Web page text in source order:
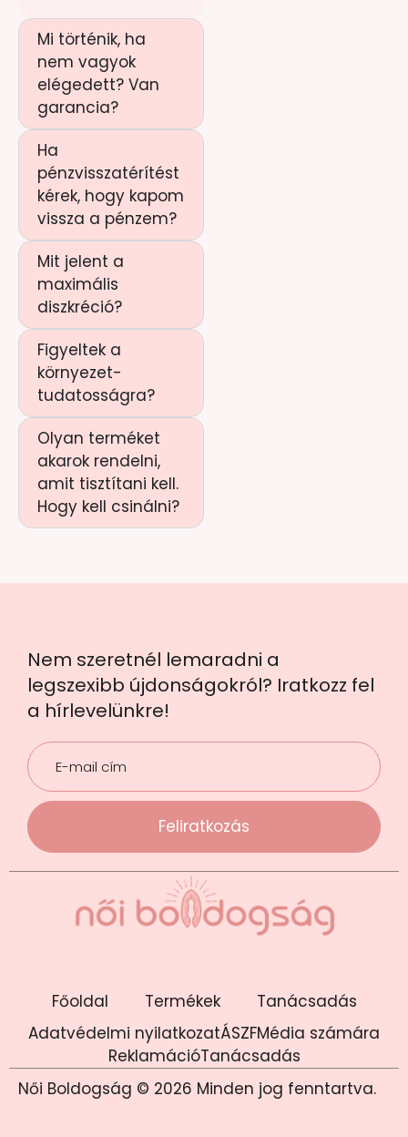
Mi történik, ha
nem vagyok
elégedett? Van
garancia?
Ha
pénzvisszatérítést
kérek, hogy kapom
vissza a pénzem?
Mit jelent a
maximális
diszkréció?
Figyeltek a
környezet-
tudatosságra?
Olyan terméket
akarok rendelni,
amit tisztítani kell.
Hogy kell csinálni?
Nem szeretnél lemaradni a
legszexibb újdonságokról? Iratkozz fel
a hírlevelünkre!
Feliratkozás
Főoldal Termékek
Tanácsadás
Adatvédelmi nyilatkozatÁSZFMédia számára
ReklamációTanácsadás
Női Boldogság © 2026 Minden jog fenntartva.